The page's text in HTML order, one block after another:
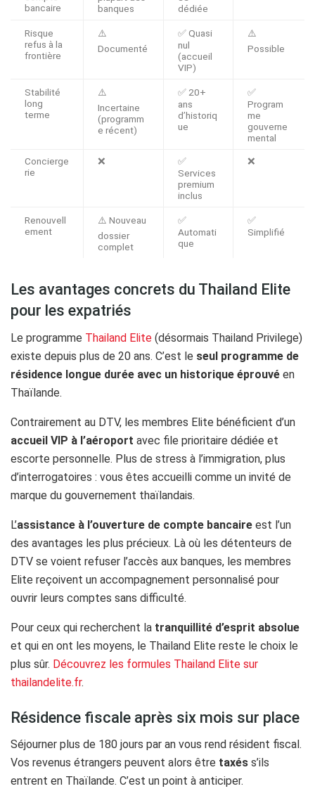
bancaire
banques
dédiée
Risque
refus à la
frontière
⚠️
Documenté
✅ Quasi
nul
(accueil
VIP)
⚠️
Possible
Stabilité
long
terme
⚠️
Incertaine
(programm
e récent)
✅ 20+
ans
d’historiq
ue
✅
Program
me
gouverne
mental
Concierge
rie
❌
✅
Services
premium
inclus
❌
Renouvell
ement
⚠️ Nouveau
dossier
complet
✅
Automati
que
✅
Simplifié
Les avantages concrets du Thailand Elite
pour les expatriés
Le programme Thailand Elite (désormais Thailand Privilege)
existe depuis plus de 20 ans. C’est le seul programme de
résidence longue durée avec un historique éprouvé en
Thaïlande.
Contrairement au DTV, les membres Elite bénéficient d’un
accueil VIP à l’aéroport avec file prioritaire dédiée et
escorte personnelle. Plus de stress à l’immigration, plus
d’interrogatoires : vous êtes accueilli comme un invité de
marque du gouvernement thaïlandais.
L’assistance à l’ouverture de compte bancaire est l’un
des avantages les plus précieux. Là où les détenteurs de
DTV se voient refuser l’accès aux banques, les membres
Elite reçoivent un accompagnement personnalisé pour
ouvrir leurs comptes sans difficulté.
Pour ceux qui recherchent la tranquillité d’esprit absolue
et qui en ont les moyens, le Thailand Elite reste le choix le
plus sûr. Découvrez les formules Thailand Elite sur
thailandelite.fr.
Résidence fiscale après six mois sur place
Séjourner plus de 180 jours par an vous rend résident fiscal.
Vos revenus étrangers peuvent alors être taxés s’ils
entrent en Thaïlande. C’est un point à anticiper.